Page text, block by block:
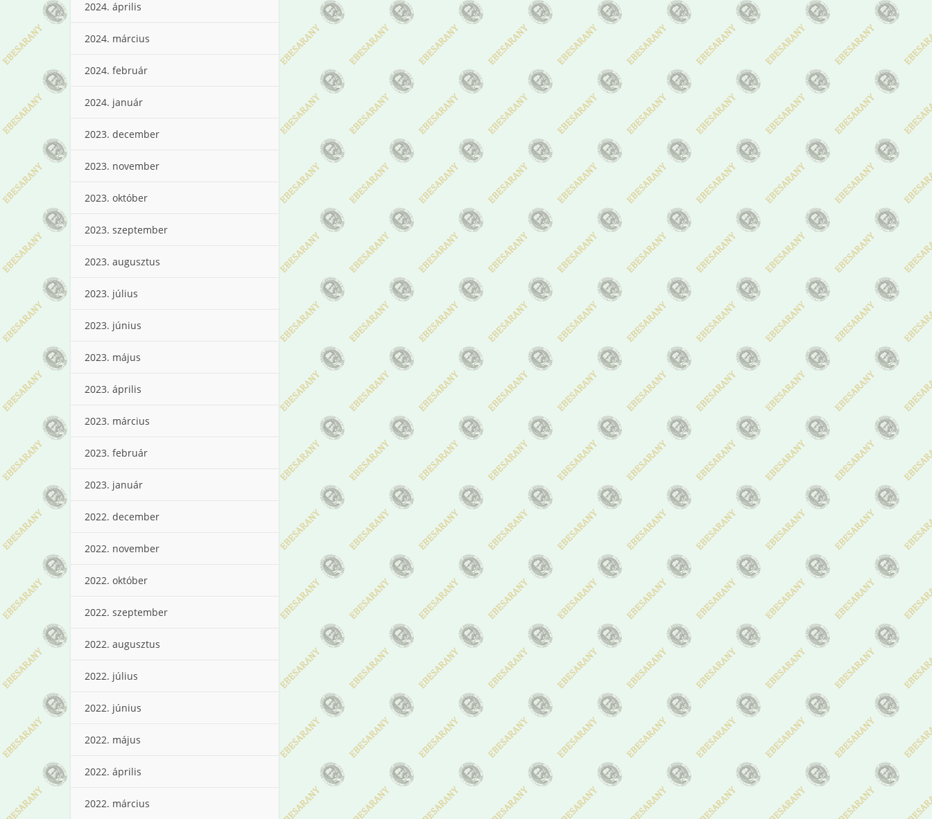
2024. április
2024. március
2024. február
2024. január
2023. december
2023. november
2023. október
2023. szeptember
2023. augusztus
2023. július
2023. június
2023. május
2023. április
2023. március
2023. február
2023. január
2022. december
2022. november
2022. október
2022. szeptember
2022. augusztus
2022. július
2022. június
2022. május
2022. április
2022. március